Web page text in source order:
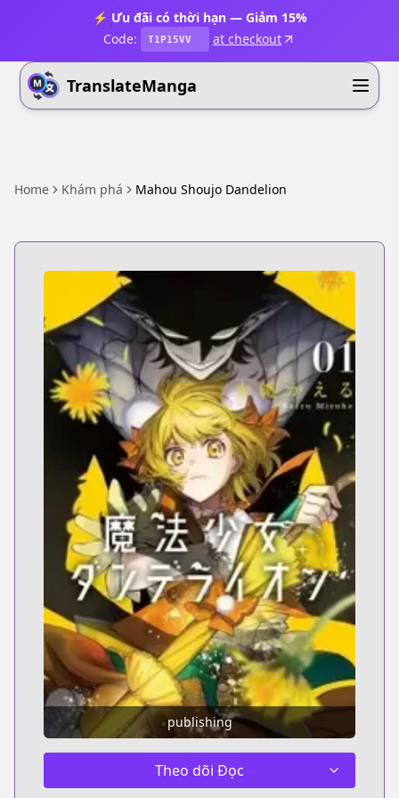
⚡ Ưu đãi có thời hạn — Giảm 15%
Code:
T1P15VV at checkout
TranslateManga
Home Khám phá Mahou Shoujo Dandelion
publishing
Theo dõi Đọc